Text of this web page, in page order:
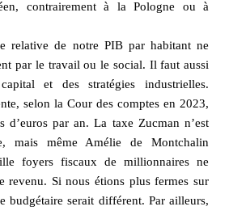
contrairement à la Pologne ou à
relative de notre PIB par habitant ne
par le travail ou le social. Il faut aussi
et des stratégies industrielles.
selon la Cour des comptes en 2023,
par an. La taxe Zucman n’est
mais même Amélie de Montchalin
foyers fiscaux de millionnaires ne
revenu. Si nous étions plus fermes sur
budgétaire serait différent. Par ailleurs,